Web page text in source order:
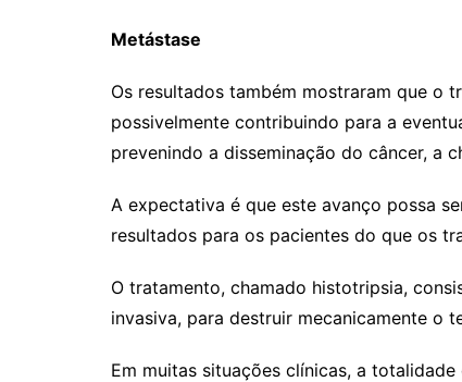
Metástase
Os resultados também mostraram que o
possivelmente contribuindo para a
prevenindo a disseminação do câncer, a
A expectativa é que este avanço possa
resultados para os pacientes do que os
O tratamento, chamado histotripsia,
invasiva, para destruir mecanicamente o
Em muitas situações clínicas, a